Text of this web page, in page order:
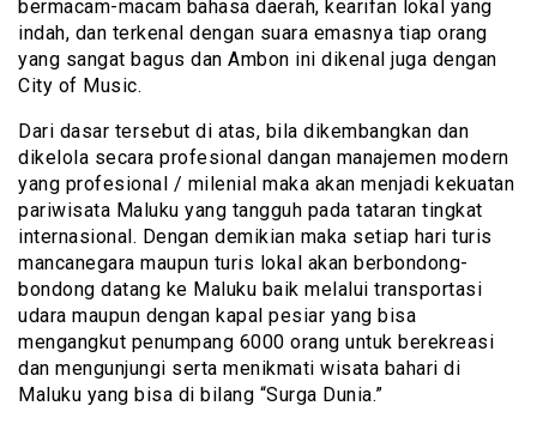
bermacam-macam bahasa daerah, kearifan lokal yang
indah, dan terkenal dengan suara emasnya tiap orang
yang sangat bagus dan Ambon ini dikenal juga dengan
City of Music.
Dari dasar tersebut di atas, bila dikembangkan dan
dikelola secara profesional dangan manajemen modern
yang profesional / milenial maka akan menjadi kekuatan
pariwisata Maluku yang tangguh pada tataran tingkat
internasional. Dengan demikian maka setiap hari turis
mancanegara maupun turis lokal akan berbondong-
bondong datang ke Maluku baik melalui transportasi
udara maupun dengan kapal pesiar yang bisa
mengangkut penumpang 6000 orang untuk berekreasi
dan mengunjungi serta menikmati wisata bahari di
Maluku yang bisa di bilang “Surga Dunia.”